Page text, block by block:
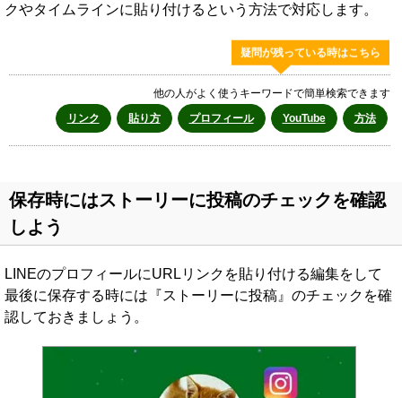
クやタイムラインに貼り付けるという方法で対応します。
疑問が残っている時はこちら
他の人がよく使うキーワードで簡単検索できます
リンク
貼り方 プロフィール YouTube 方法
保存時にはストーリーに投稿のチェックを確認
しよう
LINEのプロフィールにURLリンクを貼り付ける編集をして
最後に保存する時には『ストーリーに投稿』のチェックを確
認しておきましょう。